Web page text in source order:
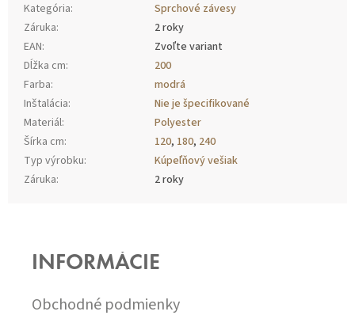
Kategória:
Sprchové závesy
Záruka:
2 roky
EAN:
Zvoľte variant
Dĺžka cm:
200
Farba:
modrá
Inštalácia:
Nie je špecifikované
Materiál:
Polyester
Šírka cm: 120, 180, 240
Typ výrobku:
Kúpeľňový vešiak
Záruka:
2 roky
INFORMÁCIE
Obchodné podmienky